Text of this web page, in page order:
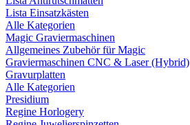
Lista Einsatzkästen
Alle Kategorien
Magic Graviermaschinen
Allgemeines Zubehör für Magic
Graviermaschinen CNC & Laser (Hybrid)
Gravurplatten
Alle Kategorien
Presidium
Regine Horlogery